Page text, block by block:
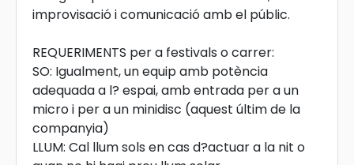
improvisació i comunicació amb el públic.
REQUERIMENTS per a festivals o carrer:
SO: Igualment, un equip amb potència
adequada a l? espai, amb entrada per a un
micro i per a un minidisc (aquest últim de la
companyia)
LLUM: Cal llum sols en cas d?actuar a la nit o